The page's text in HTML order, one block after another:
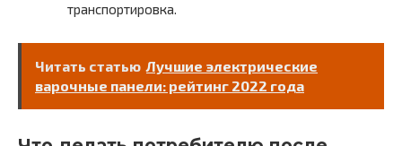
транспортировка.
Читать статью Лучшие электрические
варочные панели: рейтинг 2022 года